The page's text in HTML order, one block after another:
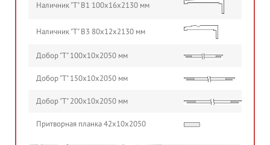
Наличник "Т" В1 100х16х2130 мм
Наличник "Т" В3 80х12х2130 мм
Добор "Т" 100х10х2050 мм
Добор "Т" 150х10х2050 мм
Добор "Т" 200х10х2050 мм
Притворная планка 42х10х2050